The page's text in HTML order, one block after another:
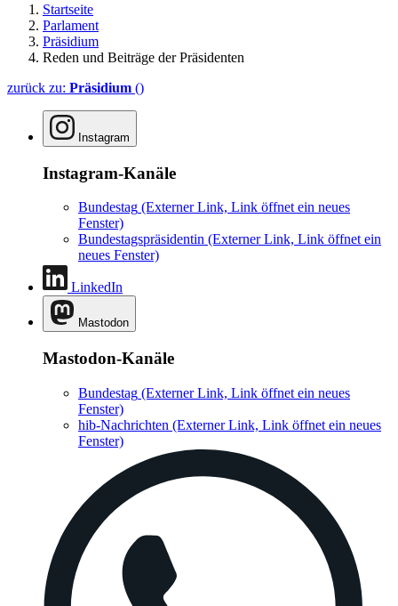
Startseite
Parlament
Präsidium
Reden und Beiträge der Präsidenten
zurück zu: Präsidium ()
Instagram
Instagram-Kanäle
Bundestag (Externer Link, Link öffnet ein neues
Fenster)
Bundestagspräsidentin (Externer Link, Link öffnet ein
neues Fenster)
LinkedIn
Mastodon
Mastodon-Kanäle
Bundestag (Externer Link, Link öffnet ein neues
Fenster)
hib-Nachrichten (Externer Link, Link öffnet ein neues
Fenster)